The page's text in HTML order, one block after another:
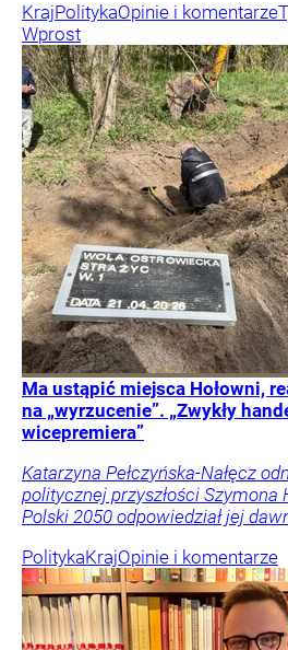
KrajPolitykaOpinie i komentarze
Wprost
Ma ustąpić miejsca Hołowni,
na „wyrzucenie”. „Zwykły
wicepremiera”
Katarzyna Pełczyńska-Nałęcz
politycznej przyszłości Szymona
Polski 2050 odpowiedział jej
PolitykaKrajOpinie i komentarze